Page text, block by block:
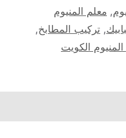
, معلم المنيوم
,تركيب المطابخ,
الكويت